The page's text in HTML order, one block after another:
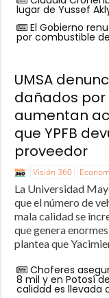
lugar de Yussef
El Gobierno
por combustible
UMSA
dañados
aumentan
que YPFB
proveedor
Visión 360
La Universidad
que el número de
mala calidad se
que genera
plantea que
Choferes
8 mil y en Potosí
calidad es llevada